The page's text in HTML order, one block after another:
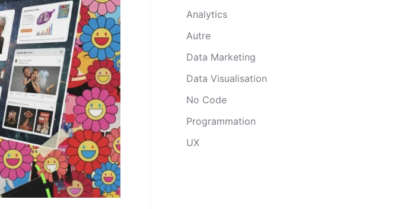
Analytics
Autre
Data Marketing
Data Visualisation
No Code
Programmation
UX